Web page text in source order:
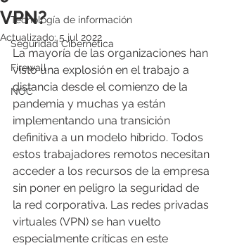
Tecnología de información
Seguridad Cibernética
Firewall
NOC
VPN?
Actualizado:5 jul 2022
La mayoría de las organizaciones han
visto una explosión en el trabajo a
distancia desde el comienzo de la
pandemia y muchas ya están
implementando una transición
definitiva a un modelo híbrido. Todos
estos trabajadores remotos necesitan
acceder a los recursos de la empresa
sin poner en peligro la seguridad de
la red corporativa. Las redes privadas
virtuales (VPN) se han vuelto
especialmente críticas en este